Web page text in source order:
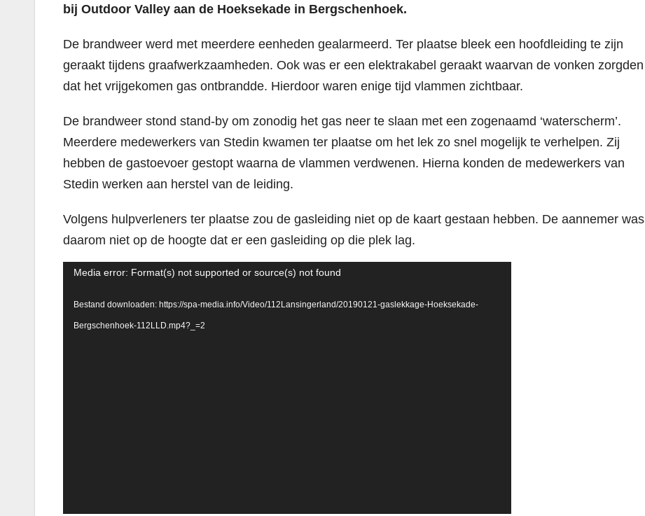
bij Outdoor Valley aan de Hoeksekade in Bergschenhoek.
De brandweer werd met meerdere eenheden gealarmeerd. Ter plaatse bleek een hoofdleiding te zijn
geraakt tijdens graafwerkzaamheden. Ook was er een elektrakabel geraakt waarvan de vonken zorgden
dat het vrijgekomen gas ontbrandde. Hierdoor waren enige tijd vlammen zichtbaar.
De brandweer stond stand-by om zonodig het gas neer te slaan met een zogenaamd ‘waterscherm’.
Meerdere medewerkers van Stedin kwamen ter plaatse om het lek zo snel mogelijk te verhelpen. Zij
hebben de gastoevoer gestopt waarna de vlammen verdwenen. Hierna konden de medewerkers van
Stedin werken aan herstel van de leiding.
Volgens hulpverleners ter plaatse zou de gasleiding niet op de kaart gestaan hebben. De aannemer was
daarom niet op de hoogte dat er een gasleiding op die plek lag.
Videospeler
Media error: Format(s) not supported or source(s) not found
Bestand downloaden: https://spa-media.info/Video/112Lansingerland/20190121-gaslekkage-Hoeksekade-
Bergschenhoek-112LLD.mp4?_=2